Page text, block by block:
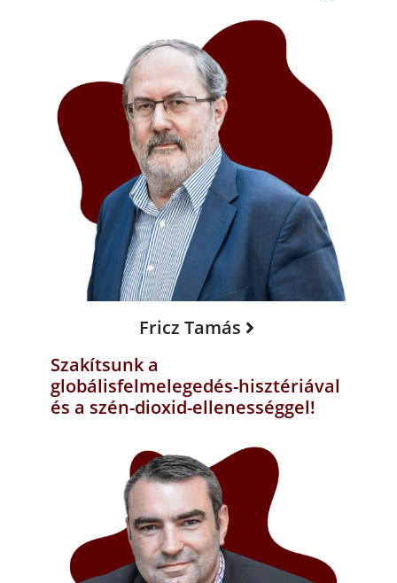
Fricz Tamás
Szakítsunk a
globálisfelmelegedés-hisztériával
és a szén-dioxid-ellenességgel!